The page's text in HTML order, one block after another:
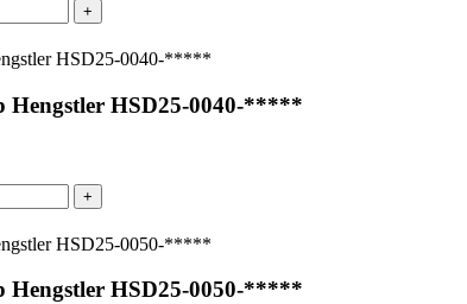
+
Hengstler HSD25-0040-*****
+
Hengstler HSD25-0050-*****